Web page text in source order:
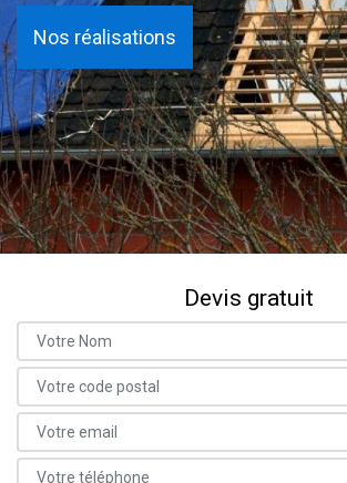
Nos réalisations
Devis gratuit